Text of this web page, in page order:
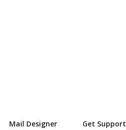
Mail Designer
Get Support